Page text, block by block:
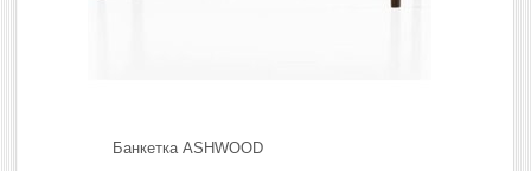
Банкетка ASHWOOD